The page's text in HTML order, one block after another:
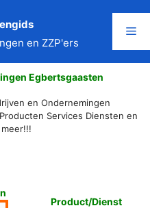
en ZZP'ers
Egbertsgaasten
en Ondernemingen
Services Diensten en
Product/Dienst